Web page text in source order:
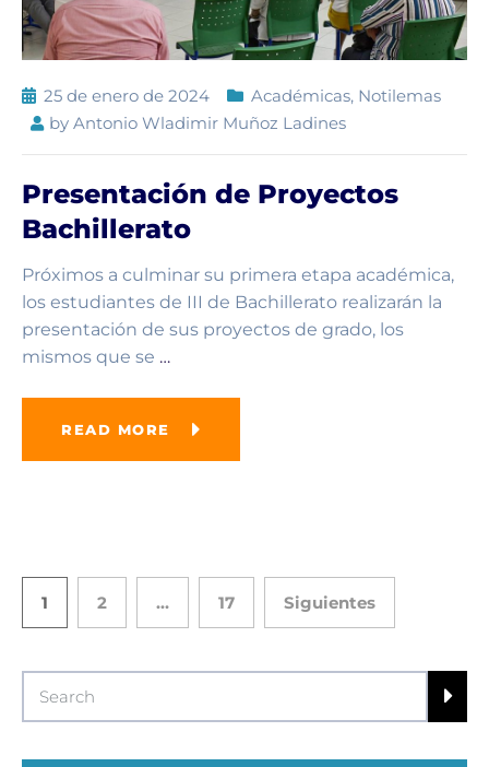
25 de enero de 2024 Académicas, Notilemas
by Antonio Wladimir Muñoz Ladines
Presentación de Proyectos
Bachillerato
Próximos a culminar su primera etapa académica,
los estudiantes de III de Bachillerato realizarán la
presentación de sus proyectos de grado, los
mismos que se …
READ MORE
1 2 … 17 Siguientes